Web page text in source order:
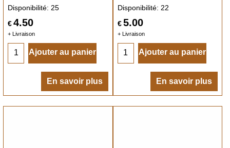
€4.50
+ Livraison
Disponibilité: 25
Ajouter au panier
En savoir plus
€ 5.00
+ Livraison
Disponibilité: 22
Ajouter au panier
En savoir plus